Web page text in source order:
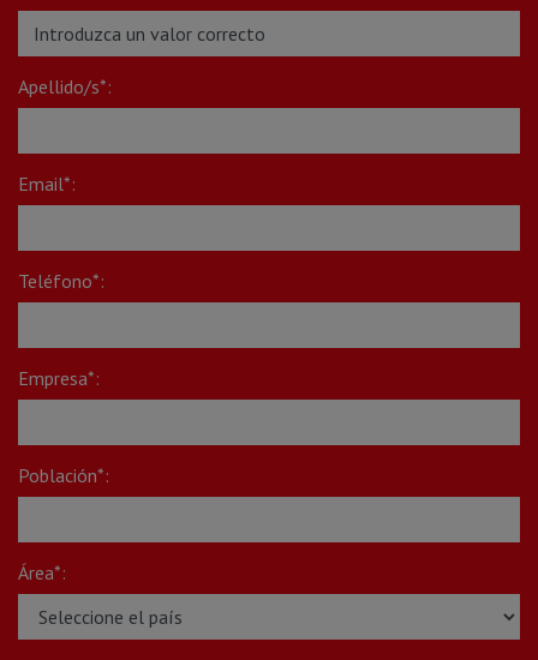
Apellido/s*:
Email*:
Teléfono*:
Empresa*:
Población*:
Área*: